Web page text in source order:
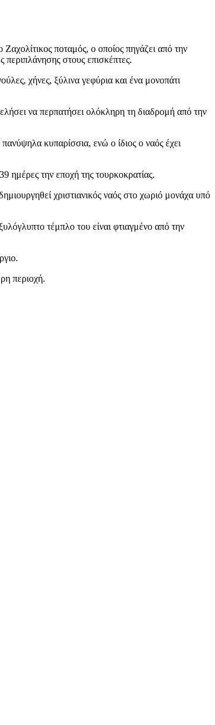
ποταμός, ο οποίος πηγάζει από την
περιπλάνησης στους επισκέπτες.
χήνες, ξύλινα γεφύρια και ένα μονοπάτι
να περπατήσει ολόκληρη τη διαδρομή από την
κυπαρίσσια, ενώ ο ίδιος ο ναός έχει
ημέρες την εποχή της τουρκοκρατίας.
χριστιανικός ναός στο χωριό μονάχα υπό
τέμπλο του είναι φτιαγμένο από την
περιοχή.